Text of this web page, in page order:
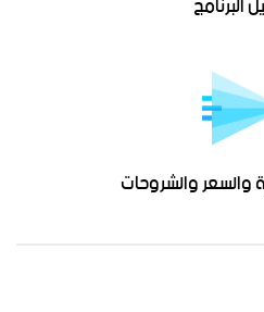
والسعر والشروحات